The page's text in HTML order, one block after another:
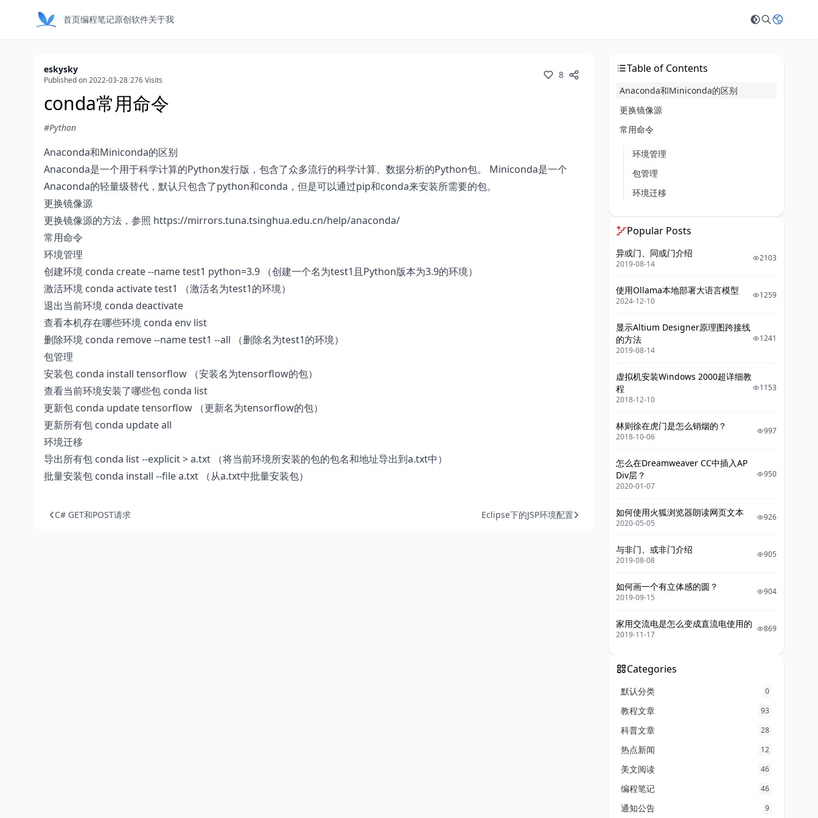
首页编程笔记原创软件关于我
eskysky
Published on 2022-03-28/276 Visits 8
conda常用命令
#Python
Anaconda和Miniconda的区别
Anaconda是一个用于科学计算的Python发行版，包含了众多流行的科学计算、数据分析的Python包。 Miniconda是一个
Anaconda的轻量级替代，默认只包含了python和conda，但是可以通过pip和conda来安装所需要的包。
更换镜像源
更换镜像源的方法，参照 https://mirrors.tuna.tsinghua.edu.cn/help/anaconda/
常用命令
环境管理
创建环境 conda create --name test1 python=3.9 （创建一个名为test1且Python版本为3.9的环境）
激活环境 conda activate test1 （激活名为test1的环境）
退出当前环境 conda deactivate
查看本机存在哪些环境 conda env list
删除环境 conda remove --name test1 --all （删除名为test1的环境）
包管理
安装包 conda install tensorflow （安装名为tensorflow的包）
查看当前环境安装了哪些包 conda list
更新包 conda update tensorflow （更新名为tensorflow的包）
更新所有包 conda update all
环境迁移
导出所有包 conda list --explicit > a.txt （将当前环境所安装的包的包名和地址导出到a.txt中）
批量安装包 conda install --file a.txt （从a.txt中批量安装包）
C# GET和POST请求 Eclipse下的JSP环境配置
Table of Contents
Anaconda和Miniconda的区别
更换镜像源
常用命令
环境管理
包管理
环境迁移
Popular Posts
异或门、同或门介绍
2019-08-14
2103
使用Ollama本地部署大语言模型
2024-12-10
1259
显示Altium Designer原理图跨接线
的方法
2019-08-14
1241
虚拟机安装Windows 2000超详细教
程
2018-12-10
1153
林则徐在虎门是怎么销烟的？
2018-10-06
997
怎么在Dreamweaver CC中插入AP
Div层？
2020-01-07
950
如何使用火狐浏览器朗读网页文本
2020-05-05
926
与非门、或非门介绍
2019-08-08
905
如何画一个有立体感的圆？
2019-09-15
904
家用交流电是怎么变成直流电使用的
2019-11-17
869
Categories
默认分类 0
教程文章 93
科普文章 28
热点新闻 12
美文阅读 46
编程笔记 46
通知公告 9